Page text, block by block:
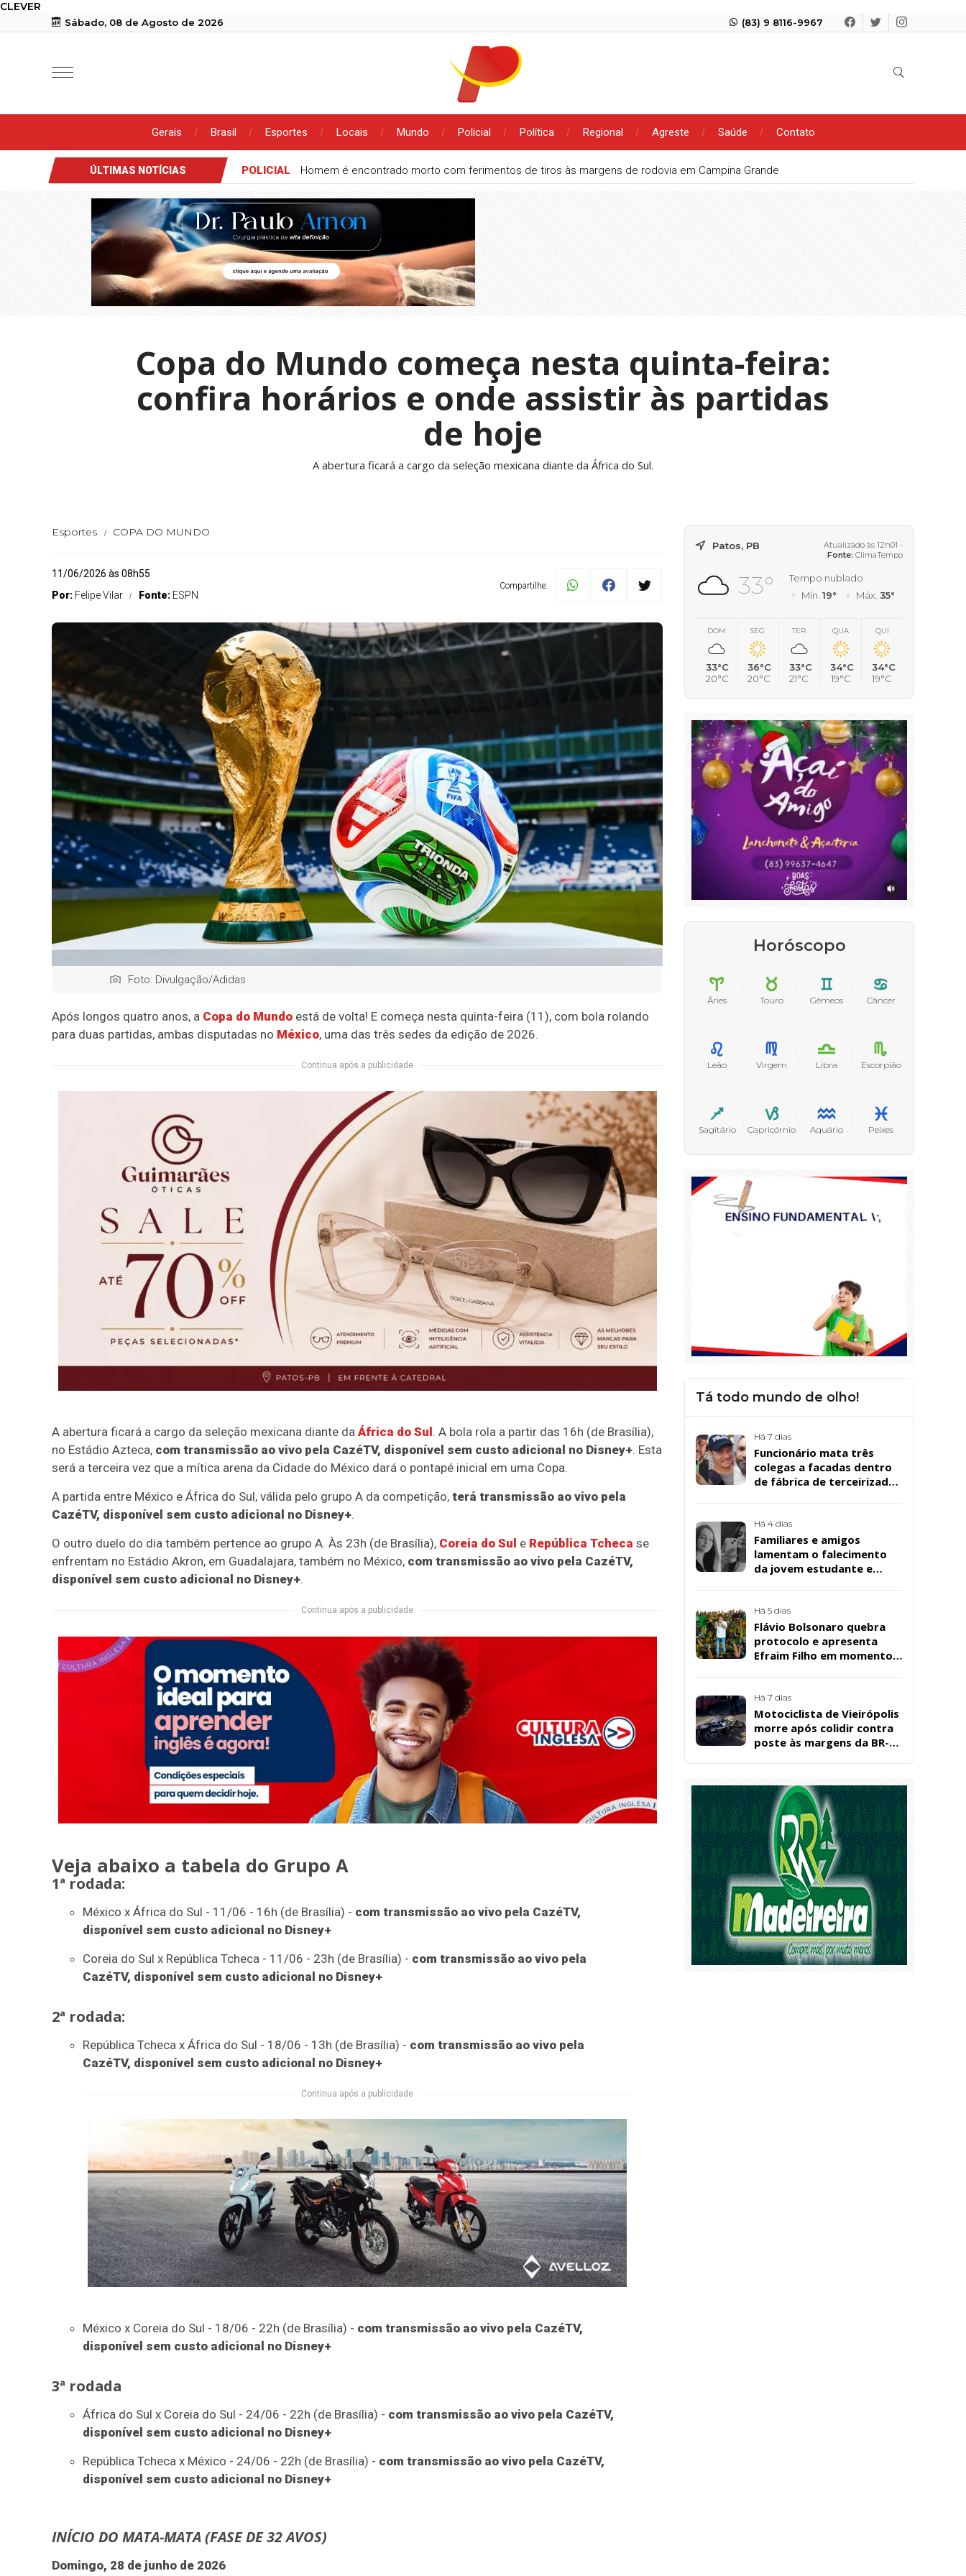
CLEVER
Sábado, 08 de Agosto de 2026 (83) 9 8116-9967
Gerais Brasil Esportes Locais Mundo Policial Política Regional Agreste Saúde Contato
ÚLTIMAS NOTÍCIAS POLICIAL Homem é encontrado morto com ferimentos de tiros às margens de rodovia em Campina Grande
Copa do Mundo começa nesta quinta-feira:
confira horários e onde assistir às partidas
de hoje
A abertura ficará a cargo da seleção mexicana diante da África do Sul.
Esportes COPA DO MUNDO
11/06/2026 às 08h55
Por: Felipe Vilar Fonte: ESPN
Compartilhe:
Foto: Divulgação/Adidas
Após longos quatro anos, a Copa do Mundo está de volta! E começa nesta quinta-feira (11), com bola rolando
para duas partidas, ambas disputadas no México, uma das três sedes da edição de 2026.
Continua após a publicidade
A abertura ficará a cargo da seleção mexicana diante da África do Sul . A bola rola a partir das 16h (de Brasília),
no Estádio Azteca, com transmissão ao vivo pela CazéTV, disponível sem custo adicional no Disney+. Esta
será a terceira vez que a mítica arena da Cidade do México dará o pontapé inicial em uma Copa.
A partida entre México e África do Sul, válida pelo grupo A da competição, terá transmissão ao vivo pela
CazéTV, disponível sem custo adicional no Disney+.
O outro duelo do dia também pertence ao grupo A. Às 23h (de Brasília), Coreia do Sul e República Tcheca se
enfrentam no Estádio Akron, em Guadalajara, também no México, com transmissão ao vivo pela CazéTV,
disponível sem custo adicional no Disney+.
Continua após a publicidade
Veja abaixo a tabela do Grupo A
1ª rodada:
México x África do Sul - 11/06 - 16h (de Brasília) - com transmissão ao vivo pela CazéTV,
disponível sem custo adicional no Disney+
Coreia do Sul x República Tcheca - 11/06 - 23h (de Brasília) - com transmissão ao vivo pela
CazéTV, disponível sem custo adicional no Disney+
2ª rodada:
República Tcheca x África do Sul - 18/06 - 13h (de Brasília) - com transmissão ao vivo pela
CazéTV, disponível sem custo adicional no Disney+
Continua após a publicidade
México x Coreia do Sul - 18/06 - 22h (de Brasília) - com transmissão ao vivo pela CazéTV,
disponível sem custo adicional no Disney+
3ª rodada
África do Sul x Coreia do Sul - 24/06 - 22h (de Brasília) - com transmissão ao vivo pela CazéTV,
disponível sem custo adicional no Disney+
República Tcheca x México - 24/06 - 22h (de Brasília) - com transmissão ao vivo pela CazéTV,
disponível sem custo adicional no Disney+
INÍCIO DO MATA-MATA (FASE DE 32 AVOS)
Domingo, 28 de junho de 2026
Patos, PB
Atualizado às 12h01 -
Fonte: ClimaTempo
33°
Tempo nublado
Mín. 19° Máx. 35°
DOM
33°C
20°C
SEG
36°C
20°C
TER
33°C
21°C
QUA
34°C
19°C
QUI
34°C
19°C
Horóscopo
Áries Touro Gêmeos Câncer
Leão Virgem Libra Escorpião
Sagitário Capricórnio Aquário Peixes
Tá todo mundo de olho!
Há 7 dias
Funcionário mata três
colegas a facadas dentro
de fábrica de terceirizada
Há 4 dias
Familiares e amigos
lamentam o falecimento
da jovem estudante e
Santos, em Patos
Há 5 dias
Flávio Bolsonaro quebra
protocolo e apresenta
Efraim Filho em momento
Há 7 dias
Motociclista de Vieirópolis
morre após colidir contra
poste às margens da BR-